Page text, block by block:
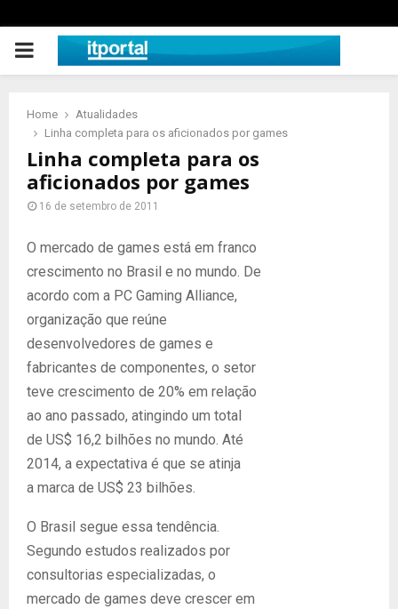
PRIMARY
Home
Atualidades
Linha completa para os aficionados por games
Linha completa para os
aficionados por games
16 de setembro de 2011
O mercado de games está em franco
crescimento no Brasil e no mundo. De
acordo com a PC Gaming Alliance,
organização que reúne
desenvolvedores de games e
fabricantes de componentes, o setor
teve crescimento de 20% em relação
ao ano passado, atingindo um total
de US$ 16,2 bilhões no mundo. Até
2014, a expectativa é que se atinja
a marca de US$ 23 bilhões.
O Brasil segue essa tendência.
Segundo estudos realizados por
consultorias especializadas, o
mercado de games deve crescer em